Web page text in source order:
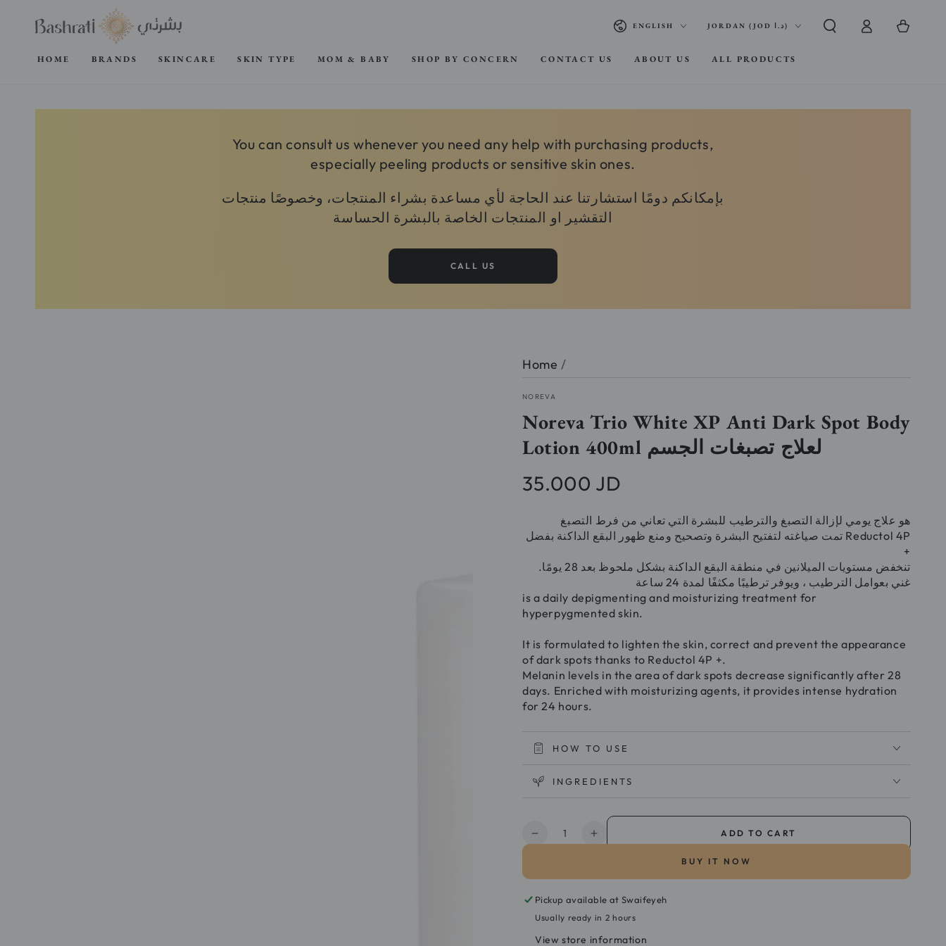
CONTENT
HOME BRANDS SKINCARE SKIN TYPE MOM & BABY SHOP BY CONCERN CONTACT US ABOUT US ALL PRODUCTS
Language
ENGLISH Country/regionJORDAN (JOD د.ا)
in
Cart
You can consult us whenever you need any help with purchasing products,
especially peeling products or sensitive skin ones.
بإمكانكم دومًا استشارتنا عند الحاجة لأي مساعدة بشراء المنتجات، وخصوصًا منتجات
التقشير او المنتجات الخاصة بالبشرة الحساسة
CALL US
Home /
NOREVA
Noreva Trio White XP Anti Dark Spot Body
Lotion 400ml لعلاج تصبغات الجسم
Regular
price
35.000 JD
هو علاج يومي لإزالة التصبغ والترطيب للبشرة التي تعاني من فرط التصبغ
تمت صياغته لتفتيح البشرة وتصحيح ومنع ظهور البقع الداكنة بفضل Reductol 4P
+
تنخفض مستويات الميلانين في منطقة البقع الداكنة بشكل ملحوظ بعد 28 يومًا.
غني بعوامل الترطيب ، ويوفر ترطيبًا مكثفًا لمدة 24 ساعة
is a daily depigmenting and moisturizing treatment for
hyperpygmented skin.
It is formulated to lighten the skin, correct and prevent the appearance
of dark spots thanks to Reductol 4P +.
Melanin levels in the area of dark spots decrease significantly after 28
days. Enriched with moisturizing agents, it provides intense hydration
for 24 hours.
HOW TO USE
INGREDIENTS
Quantity
Decrease
Noreva
Trio
White
Anti
Increase
Noreva
Trio
White
Anti
ADD TO CART
BUY IT NOW
Pickup available atSwaifeyeh
Usually ready in 2 hours
View store information